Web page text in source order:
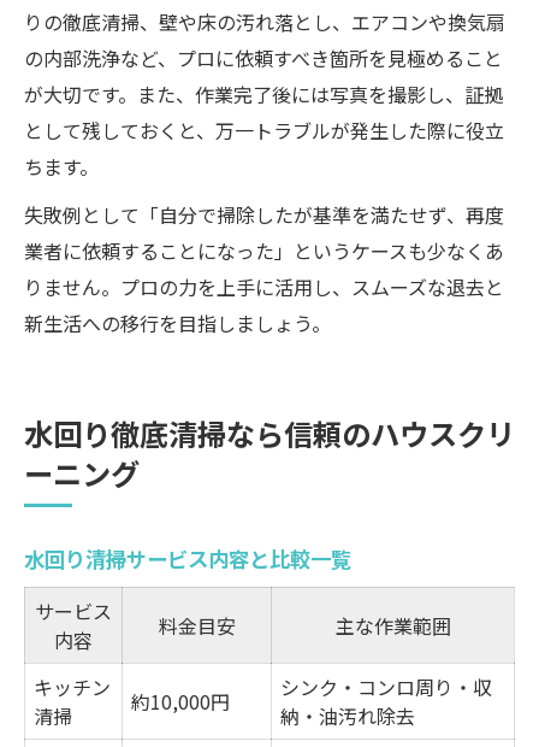
りの徹底清掃、壁や床の汚れ落とし、エアコンや換気扇
の内部洗浄など、プロに依頼すべき箇所を見極めること
が大切です。また、作業完了後には写真を撮影し、証拠
として残しておくと、万一トラブルが発生した際に役立
ちます。
失敗例として「自分で掃除したが基準を満たせず、再度
業者に依頼することになった」というケースも少なくあ
りません。プロの力を上手に活用し、スムーズな退去と
新生活への移行を目指しましょう。
水回り徹底清掃なら信頼のハウスクリ
ーニング
水回り清掃サービス内容と比較一覧
サービス
内容
料金目安 主な作業範囲
キッチン
清掃
約10,000円
シンク・コンロ周り・収
納・油汚れ除去